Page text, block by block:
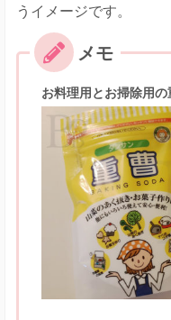
うイメージです。
お料理用とお掃除用の